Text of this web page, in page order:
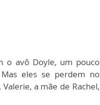
o avô Doyle, um pouco
eles se perdem no
a mãe de Rachel,